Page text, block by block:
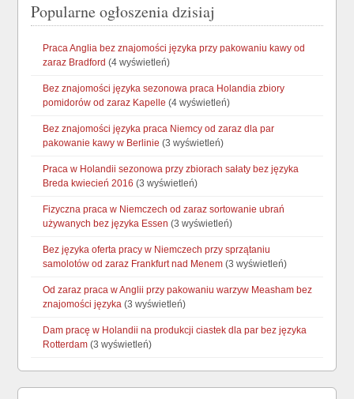
Popularne ogłoszenia dzisiaj
Praca Anglia bez znajomości języka przy pakowaniu kawy od
zaraz Bradford (4 wyświetleń)
Bez znajomości języka sezonowa praca Holandia zbiory
pomidorów od zaraz Kapelle (4 wyświetleń)
Bez znajomości języka praca Niemcy od zaraz dla par
pakowanie kawy w Berlinie (3 wyświetleń)
Praca w Holandii sezonowa przy zbiorach sałaty bez języka
Breda kwiecień 2016 (3 wyświetleń)
Fizyczna praca w Niemczech od zaraz sortowanie ubrań
używanych bez języka Essen (3 wyświetleń)
Bez języka oferta pracy w Niemczech przy sprzątaniu
samolotów od zaraz Frankfurt nad Menem (3 wyświetleń)
Od zaraz praca w Anglii przy pakowaniu warzyw Measham bez
znajomości języka (3 wyświetleń)
Dam pracę w Holandii na produkcji ciastek dla par bez języka
Rotterdam (3 wyświetleń)